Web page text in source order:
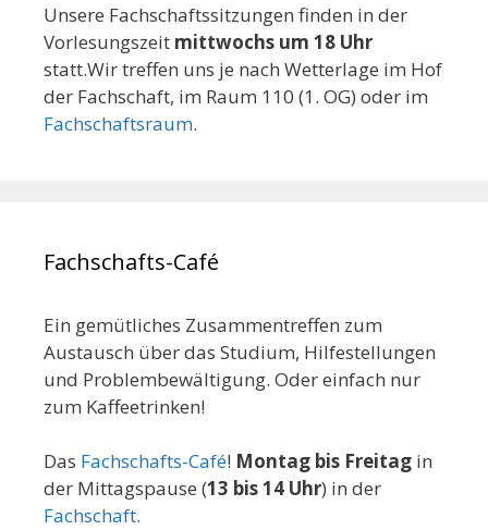
Unsere Fachschaftssitzungen finden in der
Vorlesungszeit mittwochs um 18 Uhr
statt.Wir treffen uns je nach Wetterlage im Hof
der Fachschaft, im Raum 110 (1. OG) oder im
Fachschaftsraum.
Fachschafts-Café
Ein gemütliches Zusammentreffen zum
Austausch über das Studium, Hilfestellungen
und Problembewältigung. Oder einfach nur
zum Kaffeetrinken!
Das Fachschafts-Café! Montag bis Freitag in
der Mittagspause (13 bis 14 Uhr) in der
Fachschaft.